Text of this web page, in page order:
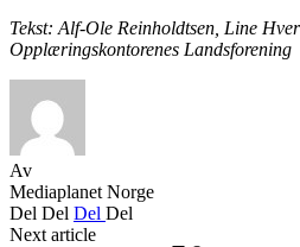
Tekst: Alf-Ole Reinholdtsen, Line
Opplæringskontorenes Landsforening
Av
Mediaplanet Norge
Del Del Del Del
Next article